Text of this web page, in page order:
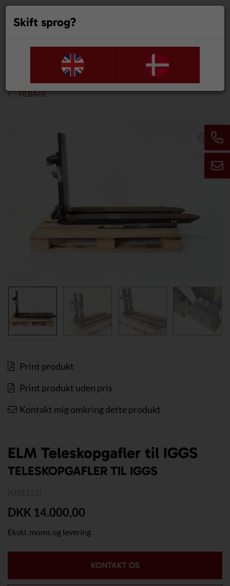
TILBAGE

Print produkt
Print produkt uden pris
Kontakt mig omkring dette produkt
ELM Teleskopgafler til IGGS
TELESKOPGAFLER TIL IGGS
DKK 14.000,00
Ekskl. moms og levering
KONTAKT OS
Skift sprog?